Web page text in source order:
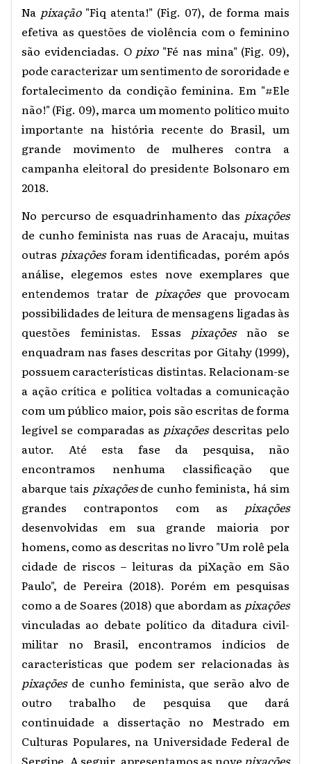
Na pixação"Fiq atenta!" (Fig. 07), de forma mais
efetiva as questões de violência com o feminino
são evidenciadas. O pixo"Fé nas mina" (Fig. 09),
pode caracterizar um sentimento de sororidade e
fortalecimento da condição feminina. Em "#Ele
não!" (Fig. 09), marca um momento político muito
importante na história recente do Brasil, um
grande movimento de mulheres contra a
campanha eleitoral do presidente Bolsonaro em
2018.
No percurso de esquadrinhamento das pixações
de cunho feminista nas ruas de Aracaju, muitas
outras pixaçõesforam identificadas, porém após
análise, elegemos estes nove exemplares que
entendemos tratar de pixaçõesque provocam
possibilidades de leitura de mensagens ligadas às
questões feministas. Essas pixaçõesnão se
enquadram nas fases descritas por Gitahy (1999),
possuem características distintas. Relacionam-se
a ação crítica e política voltadas a comunicação
com um público maior, pois são escritas de forma
legível se comparadas as pixaçõesdescritas pelo
autor. Até esta fase da pesquisa, não
encontramos nenhuma classificação que
abarque tais pixaçõesde cunho feminista, há sim
grandes contrapontos com as pixações
desenvolvidas em sua grande maioria por
homens, como as descritas no livro "Um rolê pela
cidade de riscos – leituras da piXação em São
Paulo", de Pereira (2018). Porém em pesquisas
como a de Soares (2018) que abordam as pixações
vinculadas ao debate político da ditadura civil-
militar no Brasil, encontramos indícios de
características que podem ser relacionadas às
pixaçõesde cunho feminista, que serão alvo de
outro trabalho de pesquisa que dará
continuidade a dissertação no Mestrado em
Culturas Populares, na Universidade Federal de